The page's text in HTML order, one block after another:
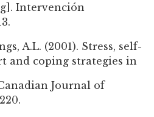
Intervención
A.L. (2001). Stress, self-
and coping strategies in
Journal of